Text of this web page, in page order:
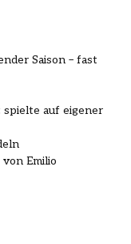
Saison – fast
auf eigener
Emilio